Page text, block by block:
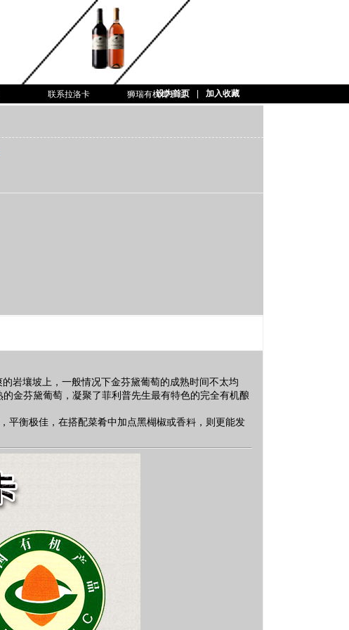
联系拉洛卡 狮瑞有机椰子油
设为首页 加入收藏
岩壤坡上，一般情况下金芬黛葡萄的成熟时间不太均
金芬黛葡萄，凝聚了菲利普先生最有特色的完全有机酿
平衡极佳，在搭配菜肴中加点黑楜椒或香料，则更能发